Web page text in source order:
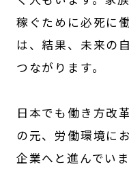
稼ぐために必死に
は、結果、未来の
つながります。
日本でも働き方改
の元、労働環境に
企業へと進んでいま